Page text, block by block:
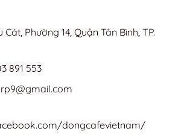
Cát, Phường 14, Quận Tân Bình, TP.
891 553
dongcafevietnam/